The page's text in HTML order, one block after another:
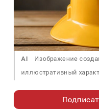
AI
Изображение
иллюстративный